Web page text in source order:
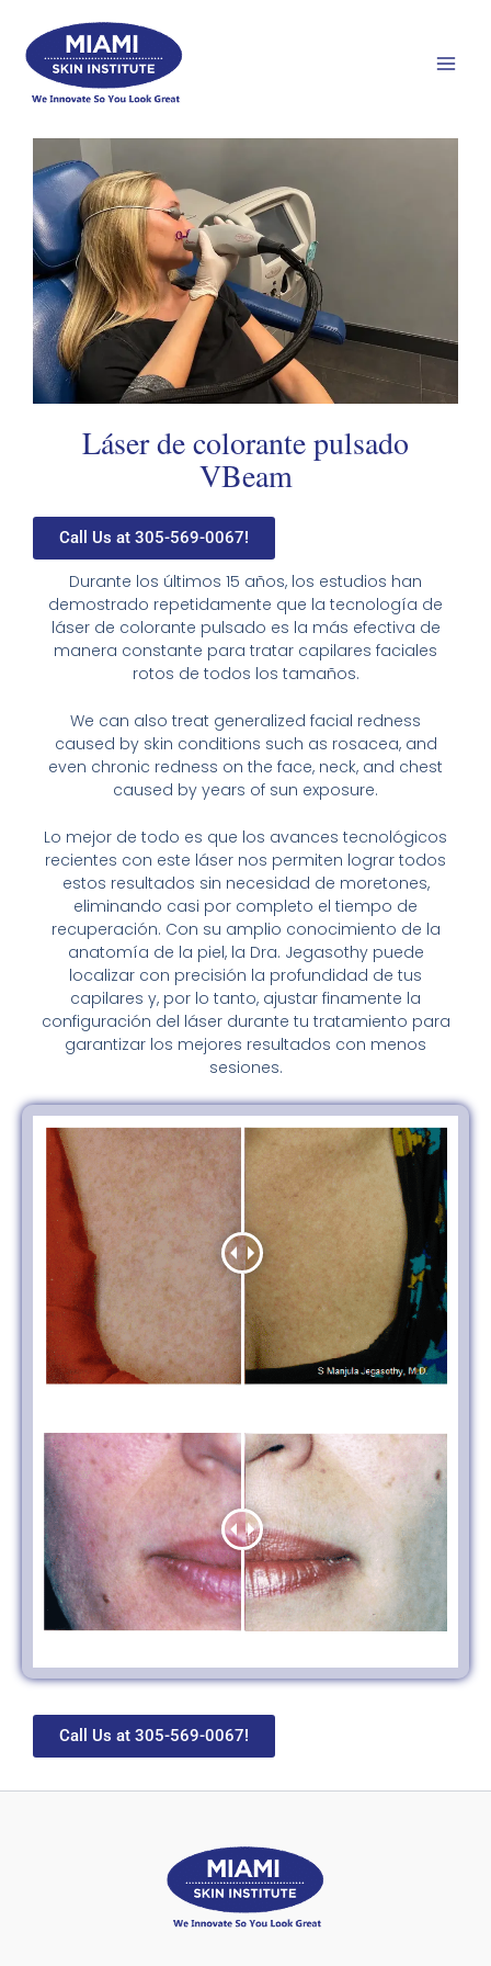
contenido
Láser de colorante pulsado
VBeam
Call Us at 305-569-0067!
Durante los últimos 15 años, los estudios han
demostrado repetidamente que la tecnología de
láser de colorante pulsado es la más efectiva de
manera constante para tratar capilares faciales
rotos de todos los tamaños.
We can also treat generalized facial redness
caused by skin conditions such as rosacea, and
even chronic redness on the face, neck, and chest
caused by years of sun exposure.
Lo mejor de todo es que los avances tecnológicos
recientes con este láser nos permiten lograr todos
estos resultados sin necesidad de moretones,
eliminando casi por completo el tiempo de
recuperación. Con su amplio conocimiento de la
anatomía de la piel, la Dra. Jegasothy puede
localizar con precisión la profundidad de tus
capilares y, por lo tanto, ajustar finamente la
configuración del láser durante tu tratamiento para
garantizar los mejores resultados con menos
sesiones.
Call Us at 305-569-0067!